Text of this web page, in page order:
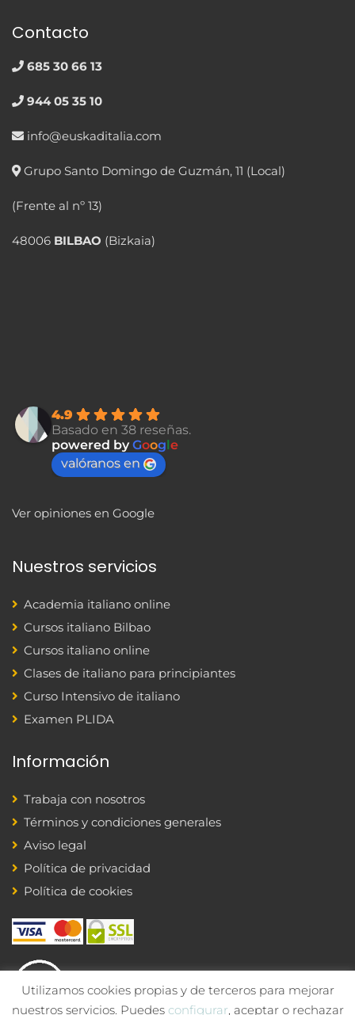
Contacto
685 30 66 13
944 05 35 10
info@euskaditalia.com
Grupo Santo Domingo de Guzmán, 11 (Local)
(Frente al nº 13)
48006 BILBAO (Bizkaia)
4.9
Basado en 38 reseñas.
powered by Google
valóranos en
Ver opiniones en Google
Nuestros servicios
Academia italiano online
Cursos italiano Bilbao
Cursos italiano online
Clases de italiano para principiantes
Curso Intensivo de italiano
Examen PLIDA
Información
Trabaja con nosotros
Términos y condiciones generales
Aviso legal
Política de privacidad
Política de cookies
Utilizamos cookies propias y de terceros para mejorar
nuestros servicios. Puedes configurar, aceptar o rechazar